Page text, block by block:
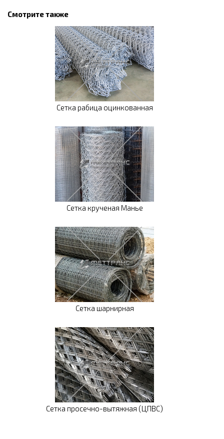
Смотрите также
Сетка рабица оцинкованная
Сетка крученая Манье
Сетка шарнирная
Сетка просечно-вытяжная (ЦПВС)